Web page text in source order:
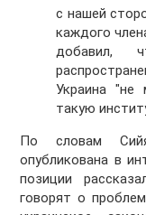
с нашей
каждого
добавил,
Украина "не
такую
По словам
опубликована в
позиции
говорят о